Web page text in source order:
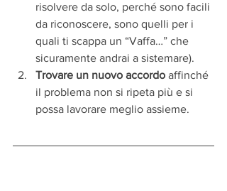
risolvere da solo, perché sono facili
da riconoscere, sono quelli per i
quali ti scappa un “Vaffa…” che
sicuramente andrai a sistemare).
Trovare un nuovo accordo affinché
il problema non si ripeta più e si
possa lavorare meglio assieme.